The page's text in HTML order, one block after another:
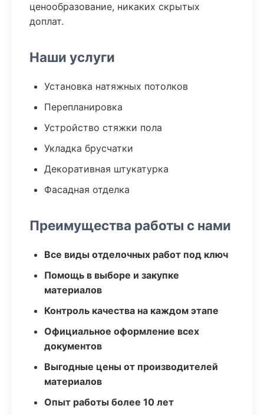
ценообразование, никаких скрытых
доплат.
Наши услуги
Установка натяжных потолков
Перепланировка
Устройство стяжки пола
Укладка брусчатки
Декоративная штукатурка
Фасадная отделка
Преимущества работы с нами
Все виды отделочных работ под ключ
Помощь в выборе и закупке
материалов
Контроль качества на каждом этапе
Официальное оформление всех
документов
Выгодные цены от производителей
материалов
Опыт работы более 10 лет